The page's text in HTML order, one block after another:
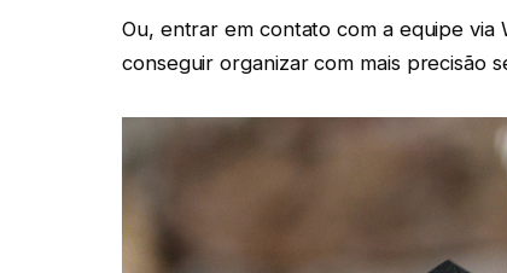
Ou, entrar em contato com a equipe
conseguir organizar com mais precisão